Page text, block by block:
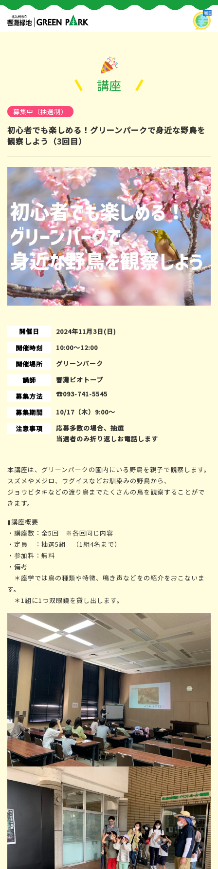
講座
募集中（抽選制）
初心者でも楽しめる！グリーンパークで身近な野鳥を
観察しよう（3回目）
開催日
2024年11月3日(日)
開催時刻
10:00〜12:00
開催場所
グリーンパーク
講師
響灘ビオトープ
募集方法
☎093-741-5545
募集期間
10/17（木）9:00～
注意事項
応募多数の場合、抽選
当選者のみ折り返しお電話します
本講座は、グリーンパークの園内にいる野鳥を親子で観察します。
スズメやメジロ、ウグイスなどお馴染みの野鳥から、
ジョウビタキなどの渡り鳥までたくさんの鳥を観察することがで
きます。
▮講座概要
・講座数：全5回 ※各回同じ内容
・定員 ：抽選5組 （1組4名まで）
・参加料：無料
・備考
＊座学では鳥の種類や特徴、鳴き声などをの紹介をおこないま
す。
＊1組に1つ双眼鏡を貸し出します。